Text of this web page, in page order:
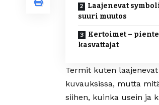
Laajenevat
suuri muutos
Kertoimet –
kasvattajat
Termit kuten
kuvauksissa, mutta
siihen, kuinka usein ja